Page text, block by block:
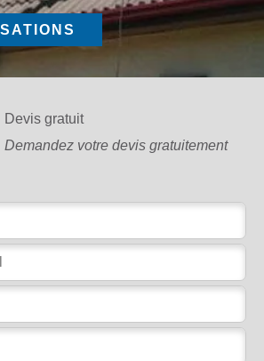
Devis gratuit
Demandez votre devis gratuitement